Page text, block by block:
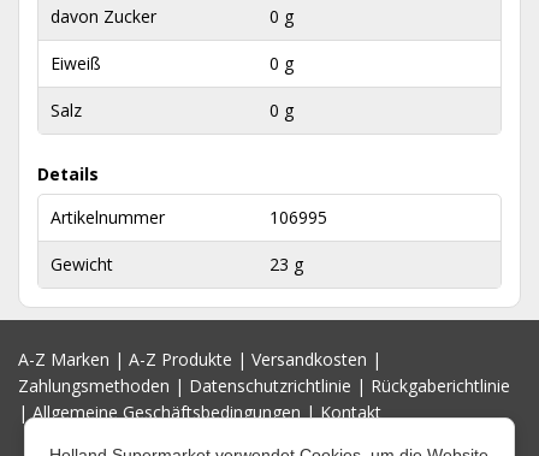
davon Zucker 0 g
Eiweiß 0 g
Salz 0 g
Details
Artikelnummer
106995
Gewicht 23 g
A-Z Marken | A-Z Produkte | Versandkosten |
Zahlungsmethoden | Datenschutzrichtlinie | Rückgaberichtlinie
|Allgemeine Geschäftsbedingungen|Kontakt